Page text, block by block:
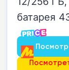
батарея